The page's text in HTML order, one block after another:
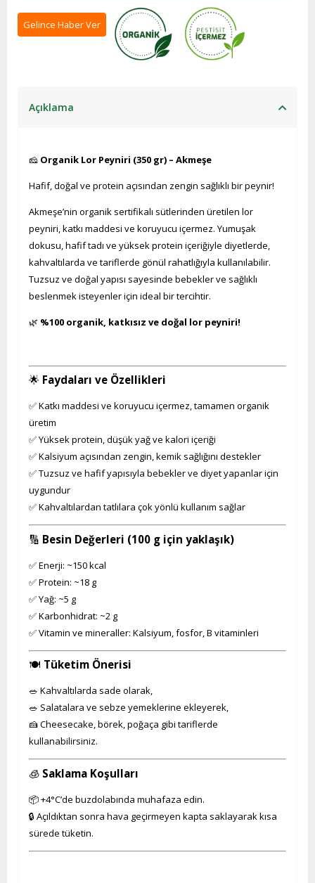
Gelince Haber Ver
Açıklama
🧀 Organik Lor Peyniri (350 gr) – Akmeşe
Hafif, doğal ve protein açısından zengin sağlıklı bir peynir!
Akmeşe’nin organik sertifikalı sütlerinden üretilen lor
peyniri, katkı maddesi ve koruyucu içermez. Yumuşak
dokusu, hafif tadı ve yüksek protein içeriğiyle diyetlerde,
kahvaltılarda ve tariflerde gönül rahatlığıyla kullanılabilir.
Tuzsuz ve doğal yapısı sayesinde bebekler ve sağlıklı
beslenmek isteyenler için ideal bir tercihtir.
🌿 %100 organik, katkısız ve doğal lor peyniri!
🌟 Faydaları ve Özellikleri
✅ Katkı maddesi ve koruyucu içermez, tamamen organik
üretim
✅ Yüksek protein, düşük yağ ve kalori içeriği
✅ Kalsiyum açısından zengin, kemik sağlığını destekler
✅ Tuzsuz ve hafif yapısıyla bebekler ve diyet yapanlar için
uygundur
✅ Kahvaltılardan tatlılara çok yönlü kullanım sağlar
🔢 Besin Değerleri (100 g için yaklaşık)
✅ Enerji: ~150 kcal
✅ Protein: ~18 g
✅ Yağ: ~5 g
✅ Karbonhidrat: ~2 g
✅ Vitamin ve mineraller: Kalsiyum, fosfor, B vitaminleri
🍽️ Tüketim Önerisi
🥗 Kahvaltılarda sade olarak,
🥗 Salatalara ve sebze yemeklerine ekleyerek,
🍰 Cheesecake, börek, poğaça gibi tariflerde
kullanabilirsiniz.
🧊 Saklama Koşulları
📦 +4°C’de buzdolabında muhafaza edin.
🔒 Açıldıktan sonra hava geçirmeyen kapta saklayarak kısa
sürede tüketin.